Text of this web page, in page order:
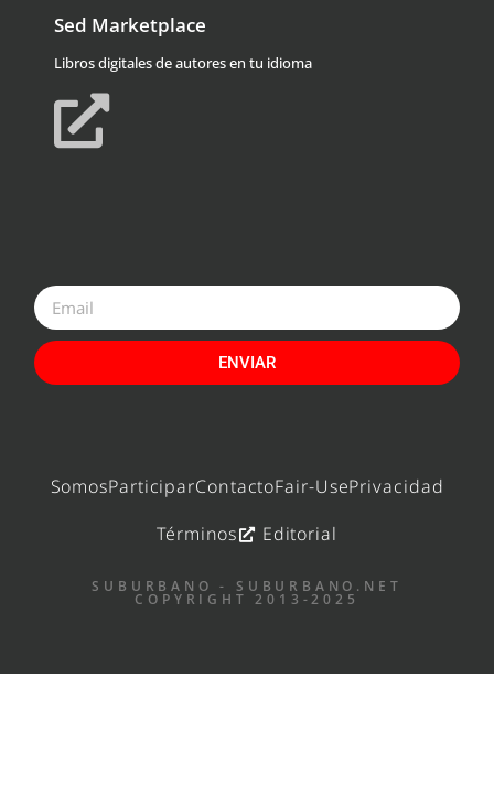
Sed Marketplace
Libros digitales de autores en tu idioma
ENVIAR
SomosParticiparContactoFair-UsePrivacidad
Términos
Editorial
SUBURBANO - SUBURBANO.NET
COPYRIGHT 2013-2025